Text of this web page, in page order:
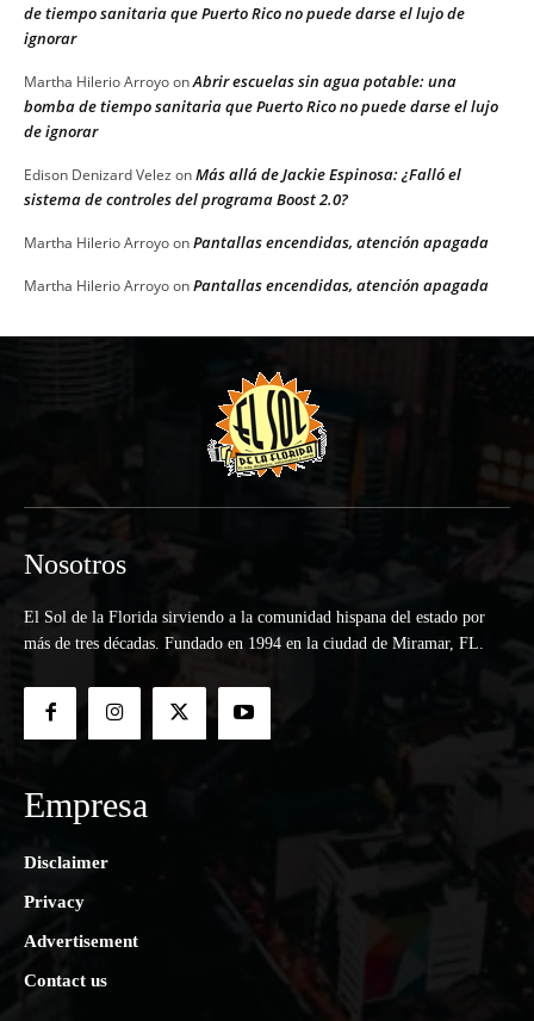
de tiempo sanitaria que Puerto Rico no puede darse el lujo de
ignorar
Martha Hilerio ArroyoonAbrir escuelas sin agua potable: una
bomba de tiempo sanitaria que Puerto Rico no puede darse el lujo
de ignorar
Edison Denizard Velez onMás allá de Jackie Espinosa: ¿Falló el
sistema de controles del programa Boost 2.0?
Martha Hilerio ArroyoonPantallas encendidas, atención apagada
Martha Hilerio ArroyoonPantallas encendidas, atención apagada
Nosotros
El Sol de la Florida sirviendo a la comunidad hispana del estado por
más de tres décadas. Fundado en 1994 en la ciudad de Miramar, FL.
Empresa
Disclaimer
Privacy
Advertisement
Contact us